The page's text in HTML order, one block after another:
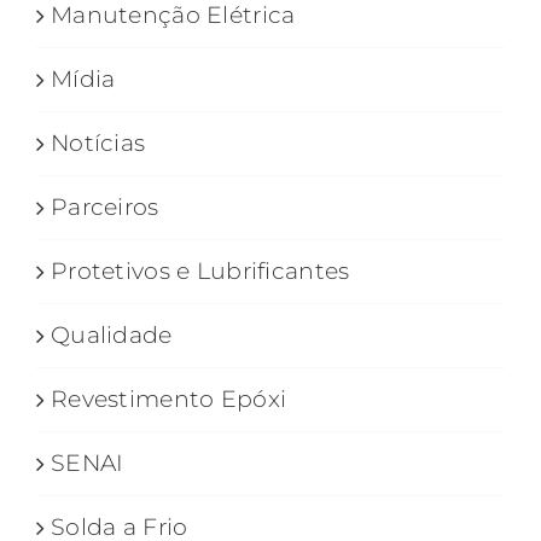
Manutenção Elétrica
Mídia
Notícias
Parceiros
Protetivos e Lubrificantes
Qualidade
Revestimento Epóxi
SENAI
Solda a Frio